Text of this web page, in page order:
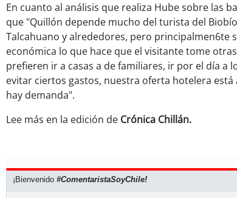
En cuanto al análisis que realiza Hube sobre las
que "Quillón depende mucho del turista del
Talcahuano y alrededores, pero principalmen6te
económica lo que hace que el visitante tome
prefieren ir a casas a de familiares, ir por el día a
evitar ciertos gastos, nuestra oferta hotelera está
hay demanda".
Lee más en la edición de Crónica Chillán.
¡Bienvenido #ComentaristaSoyChile!